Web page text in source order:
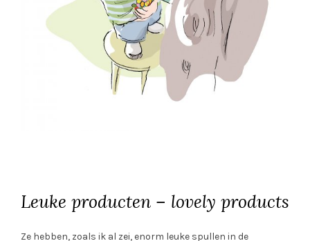
Leuke producten – lovely products
Ze hebben, zoals ik al zei, enorm leuke spullen in de